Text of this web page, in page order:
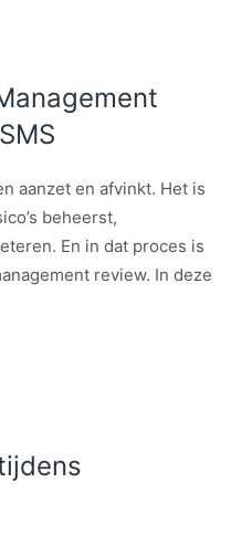
aanzet en afvinkt. Het is
beheerst,
En in dat proces is
review. In deze